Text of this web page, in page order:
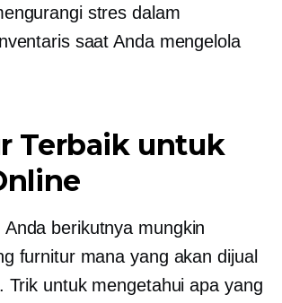
stres dalam
saat Anda mengelola
Terbaik untuk
Anda berikutnya mungkin
furnitur mana yang akan dijual
Trik untuk mengetahui apa yang